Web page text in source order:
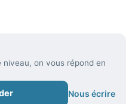
on vous répond en
Nous écrire